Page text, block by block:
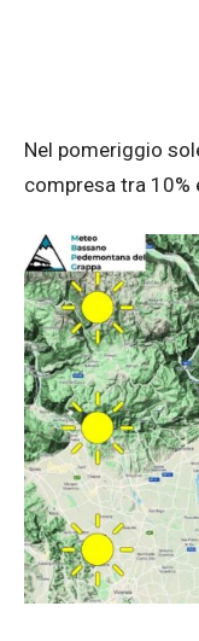
Nel pomeriggio
compresa tra 10%